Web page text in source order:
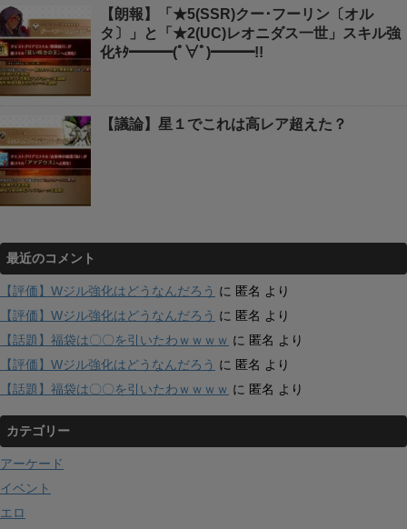
【朗報】「★5(SSR)クー･フーリン〔オル
タ〕」と「★2(UC)レオニダス一世」スキル強
化ｷﾀ━━━(ﾟ∀ﾟ)━━━!!
【議論】星１でこれは高レア超えた？
最近のコメント
【評価】Wジル強化はどうなんだろう に 匿名 より
【評価】Wジル強化はどうなんだろう に 匿名 より
【話題】福袋は〇〇を引いたわｗｗｗｗ に 匿名 より
【評価】Wジル強化はどうなんだろう に 匿名 より
【話題】福袋は〇〇を引いたわｗｗｗｗ に 匿名 より
カテゴリー
アーケード
イベント
エロ